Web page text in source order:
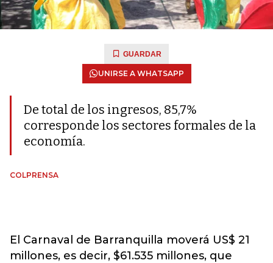
GUARDAR
UNIRSE A WHATSAPP
De total de los ingresos, 85,7%
corresponde los sectores formales de la
economía.
COLPRENSA
El Carnaval de Barranquilla moverá US$ 21
millones, es decir, $61.535 millones, que